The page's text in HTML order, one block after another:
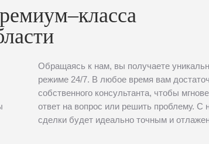
Обращаясь к нам, вы получаете
режиме 24/7. В любое время вам
собственного консультанта, чтобы
ответ на вопрос или решить проблему. С
сделки будет идеально точным и